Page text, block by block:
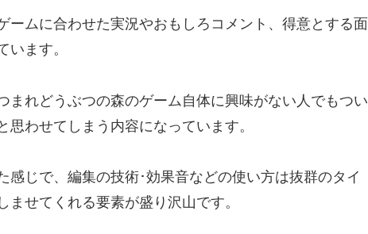
ームに合わせた実況やおもしろコメント、得意とする面
います。
まれどうぶつの森のゲーム自体に興味がない人でもつい
わせてしまう内容になっています。
感じで、編集の技術･効果音などの使い方は抜群のタイ
せてくれる要素が盛り沢山です。